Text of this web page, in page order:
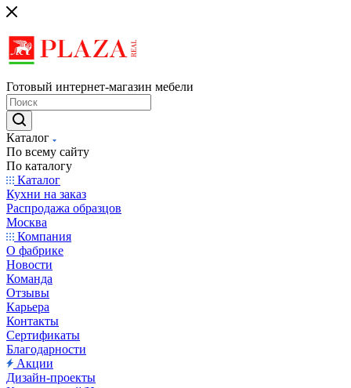
Готовый интернет-магазин мебели
Каталог
По всему сайту
По каталогу
Каталог
Кухни на заказ
Распродажа образцов
Москва
Компания
О фабрике
Новости
Команда
Отзывы
Карьера
Контакты
Сертификаты
Благодарности
Акции
Дизайн-проекты